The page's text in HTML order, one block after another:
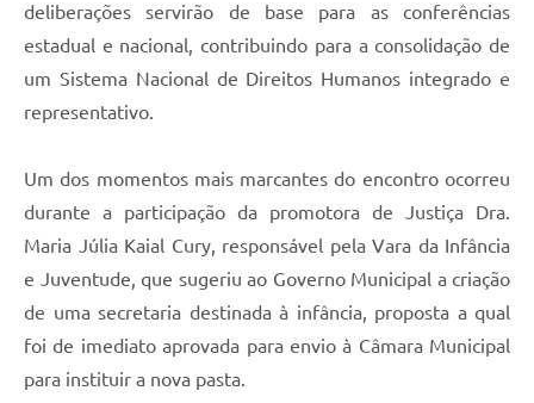
deliberações servirão de base para as conferências
estadual e nacional, contribuindo para a consolidação de
um Sistema Nacional de Direitos Humanos integrado e
representativo.
Um dos momentos mais marcantes do encontro ocorreu
durante a participação da promotora de Justiça Dra.
Maria Júlia Kaial Cury, responsável pela Vara da Infância
e Juventude, que sugeriu ao Governo Municipal a criação
de uma secretaria destinada à infância, proposta a qual
foi de imediato aprovada para envio à Câmara Municipal
para instituir a nova pasta.